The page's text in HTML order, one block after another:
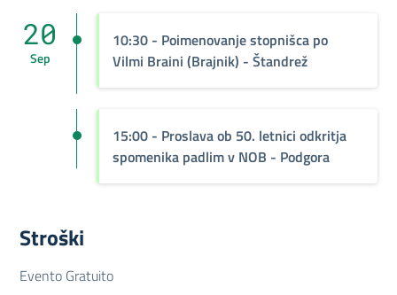
10:30 - Poimenovanje stopnišca po
Vilmi Braini (Brajnik) - Štandrež
20
Sep
15:00 - Proslava ob 50. letnici odkritja
spomenika padlim v NOB - Podgora
Stroški
Evento Gratuito